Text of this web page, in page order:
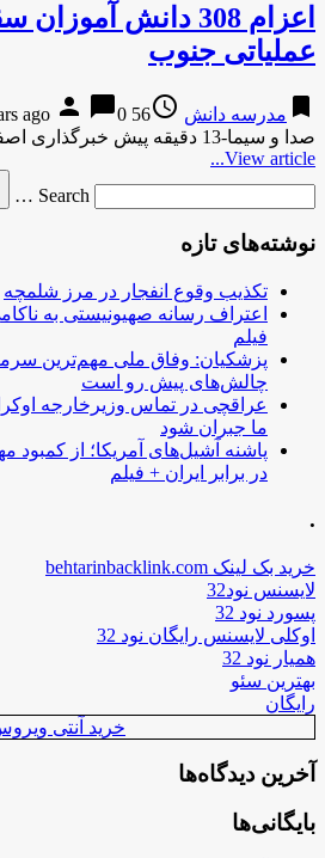
اعزام 308 دانش
عملیاتی جنوب
bookmark مدرسه دانش access_time
56 years ago
person chat_bubble0
صدا و سیما-13 دقیقه پیش خبرگذاری اصفحان گیم پلی استیشن
View article...
Search …
نوشته‌های تازه
تکذیب وقوع انفجار در مرز شلمچه
اعتراف رسانه صهیونیستی به
فیلم
پزشکیان: وفاق ملی مهم‌ترین
چالش‌های پیش رو است
عراقچی در تماس وزیرخارجه
ما جبران شود
پاشنه آشیل‌های آمریکا؛ از کمبود
در برابر ایران + فیلم
.
خرید بک لینک behtarinbacklink.com
لایسنس نود32
پسورد نود 32
اوکلی لایسنس رایگان نود 32
همیار نود 32
بهترین سئو
رایگان
خرید آنتی
آخرین دیدگاه‌ها
بایگانی‌ها